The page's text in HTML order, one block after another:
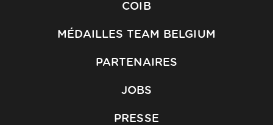
COIB
MÉDAILLES TEAM BELGIUM
PARTENAIRES
JOBS
PRESSE